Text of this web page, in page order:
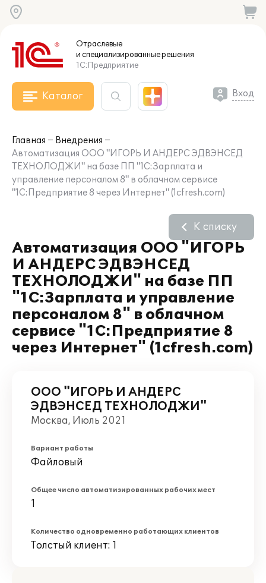
Отраслевые
и специализированныерешения
1С:Предприятие
Каталог Вход
Главная
Внедрения
Автоматизация ООО "ИГОРЬ И АНДЕРС ЭДВЭНСЕД
ТЕХНОЛОДЖИ" на базе ПП "1С:Зарплата и
управление персоналом 8" в облачном сервисе
"1С:Предприятие 8 через Интернет" (1cfresh.com)
Автоматизация ООО "ИГОРЬ
И АНДЕРС ЭДВЭНСЕД
ТЕХНОЛОДЖИ" на базе ПП
"1С:Зарплата и управление
персоналом 8" в облачном
сервисе "1С:Предприятие 8
через Интернет" (1cfresh.com)
К списку
ООО "ИГОРЬ И АНДЕРС
ЭДВЭНСЕД ТЕХНОЛОДЖИ"
Москва, Июль 2021
Вариант работы
Файловый
Общее число автоматизированных рабочих мест
1
Количество одновременно работающих клиентов
Толстый клиент: 1